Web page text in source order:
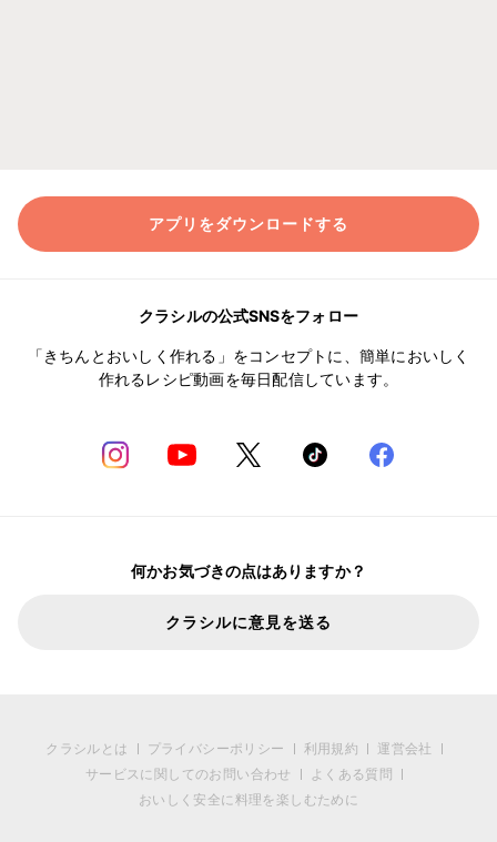
アプリをダウンロードする
クラシルの公式SNSをフォロー
「きちんとおいしく作れる」をコンセプトに、簡単においしく
作れるレシピ動画を毎日配信しています。
何かお気づきの点はありますか？
クラシルに意見を送る
クラシルとは プライバシーポリシー 利用規約
運営会社
サービスに関してのお問い合わせ
よくある質問
おいしく安全に料理を楽しむために